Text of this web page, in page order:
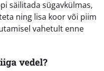
säilitada sügavkülmas,
ning lisa koor või piim
vahetult enne
vedel?